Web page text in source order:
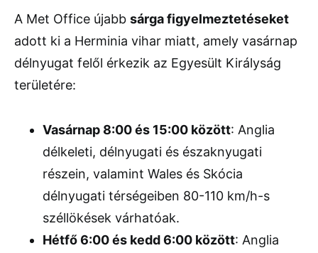
A Met Office újabb sárga figyelmeztetéseket
adott ki a Herminia vihar miatt, amely vasárnap
délnyugat felől érkezik az Egyesült Királyság
területére:
Vasárnap 8:00 és 15:00 között: Anglia
délkeleti, délnyugati és északnyugati
részein, valamint Wales és Skócia
délnyugati térségeiben 80-110 km/h-s
széllökések várhatóak.
Hétfő 6:00 és kedd 6:00 között: Anglia